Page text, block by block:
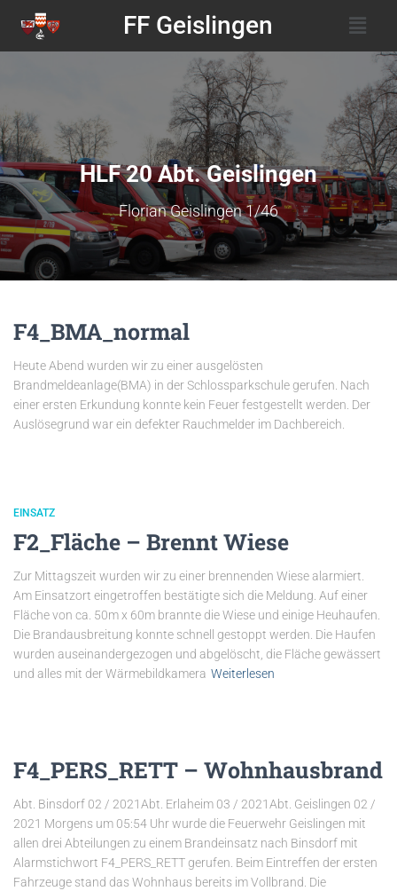
FF Geislingen
HLF 20 Abt. Geislingen
Florian Geislingen 1/46
F4_BMA_normal
Heute Abend wurden wir zu einer ausgelösten
Brandmeldeanlage(BMA) in der Schlossparkschule gerufen. Nach
einer ersten Erkundung konnte kein Feuer festgestellt werden. Der
Auslösegrund war ein defekter Rauchmelder im Dachbereich.
EINSATZ
F2_Fläche – Brennt Wiese
Zur Mittagszeit wurden wir zu einer brennenden Wiese alarmiert.
Am Einsatzort eingetroffen bestätigte sich die Meldung. Auf einer
Fläche von ca. 50m x 60m brannte die Wiese und einige Heuhaufen.
Die Brandausbreitung konnte schnell gestoppt werden. Die Haufen
wurden auseinandergezogen und abgelöscht, die Fläche gewässert
und alles mit der Wärmebildkamera Weiterlesen
F4_PERS_RETT – Wohnhausbrand
Abt. Binsdorf 02 / 2021Abt. Erlaheim 03 / 2021Abt. Geislingen 02 /
2021 Morgens um 05:54 Uhr⁠ wurde die Feuerwehr Geislingen mit
allen drei Abteilungen zu einem Brandeinsatz nach Binsdorf mit
Alarmstichwort F4_PERS_RETT gerufen. Beim Eintreffen der ersten
Fahrzeuge stand das Wohnhaus bereits im Vollbrand. Die